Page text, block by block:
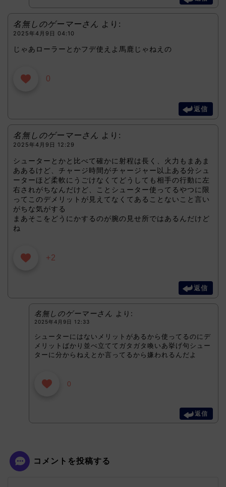
名無しのゲーマーさん より:
2025年4月9日 04:10
じゃあローラーとかフデ使えよ馬鹿じゃねえの
0
返信
名無しのゲーマーさん より:
2025年4月9日 12:29
シューターとかと比べて確かに射程は長く、火力もまあま
ああるけど、チャージ時間がチャージャー以上ある分シュ
ーターほど柔軟にうごけなくてどうしても相手の行動に左
右されがちなんだけど、ことシューター使ってるやつに限
ってこのデメリットが見えてなくてあることないこと言い
がちな気がする
まあそこをどうにかするのが腕の見せ所ではあるんだけど
ね
+2
返信
名無しのゲーマーさん より:
2025年4月9日 12:33
シューターにはないメリットがあるから使ってるのにデ
メリットばかり並べ立ててガタガタ喚いあ挙げ句シュー
ターに分からねえとか言ってるから嫌われるんだよ
0
返信
コメントを投稿する